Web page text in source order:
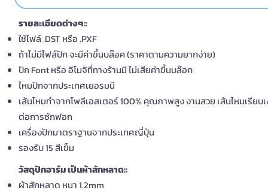
รายละเอียดต่างๆ::
ใช้ไฟล์ .DST หรือ .PXF
ถ้าไม่มีไฟล์ปัก จะมีค่าขึ้นบล๊อค (ราคาตามความยากง่าย)
ปัก Font หรือ อิโมจิที่ทางร้านมี ไม่เสียค่าขึ้นบล๊อค
ไหมปักจากประเทศเยอรมนี
เส้นไหมทำจากโพลีเอสเตอร์ 100% คุณภาพสูง งานสวย เส้นไหมเรียบ
ต่อการซักฟอก
เครื่องปักมาตราฐานจากประเทศญี่ปุ่น
รองรับ 15 สีเข็ม
วัสดุปักอาร์ม เป็นผ้าสักหลาด::
ผ้าสักหลาด หนา 1.2mm